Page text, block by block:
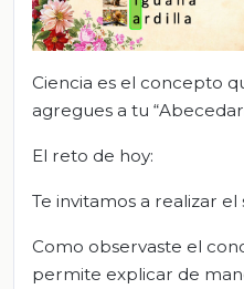
Ciencia es el concepto
agregues a tu
El reto de hoy:
Te invitamos a realizar
Como observaste el
permite explicar de